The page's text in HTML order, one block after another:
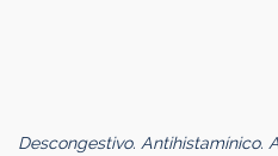
Descongestivo. Antihistamínico.